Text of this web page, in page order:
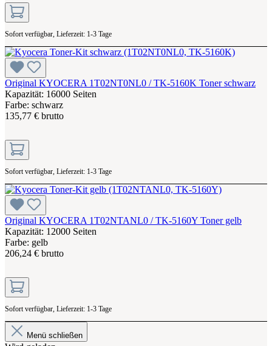
Sofort verfügbar, Lieferzeit: 1-3 Tage
Original KYOCERA 1T02NT0NL0 / TK-5160K Toner schwarz
Kapazität: 16000 Seiten
Farbe: schwarz
135,77 € brutto
Sofort verfügbar, Lieferzeit: 1-3 Tage
Original KYOCERA 1T02NTANL0 / TK-5160Y Toner gelb
Kapazität: 12000 Seiten
Farbe: gelb
206,24 € brutto
Sofort verfügbar, Lieferzeit: 1-3 Tage
Menü schließen